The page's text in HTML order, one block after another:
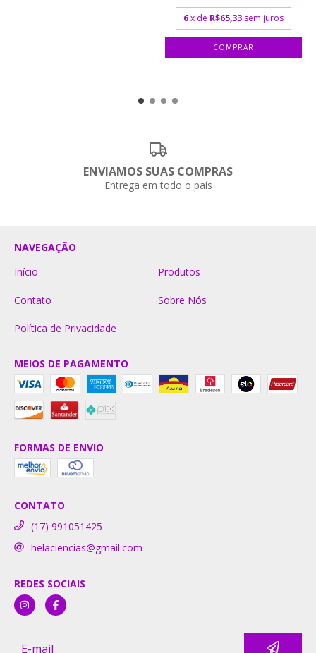
6x de R$65,33 sem juros
ENVIAMOS SUAS COMPRAS
Entrega em todo o país
NAVEGAÇÃO
Início
Produtos
Contato Sobre Nós
Política de Privacidade
MEIOS DE PAGAMENTO
FORMAS DE ENVIO
CONTATO
(17) 991051425
helaciencias@gmail.com
REDES SOCIAIS